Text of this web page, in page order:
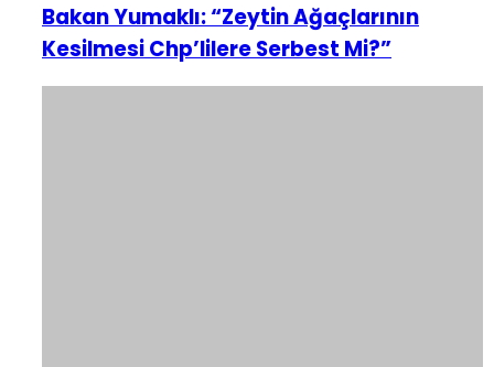
Bakan Yumaklı: “Zeytin Ağaçlarının
Kesilmesi Chp’lilere Serbest Mi?”